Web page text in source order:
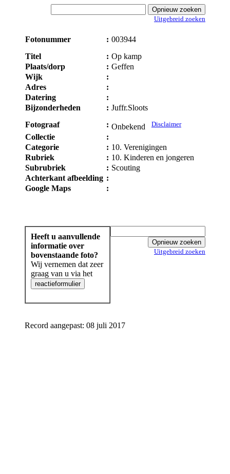
Uitgebreid zoeken
Fotonummer : 003944
Titel
: Op kamp
Plaats/dorp
: Geffen
Wijk
:
Adres
:
Datering
:
Bijzonderheden
: Juffr.Sloots
Fotograaf
: Onbekend Disclaimer
Collectie
:
Categorie
: 10. Verenigingen
Rubriek
: 10. Kinderen en jongeren
Subrubriek
: Scouting
Achterkant afbeelding :
Google Maps
:
Heeft u aanvullende
informatie over
bovenstaande foto?
Wij vernemen dat zeer
graag van u via het
Uitgebreid zoeken
Record aangepast: 08 juli 2017